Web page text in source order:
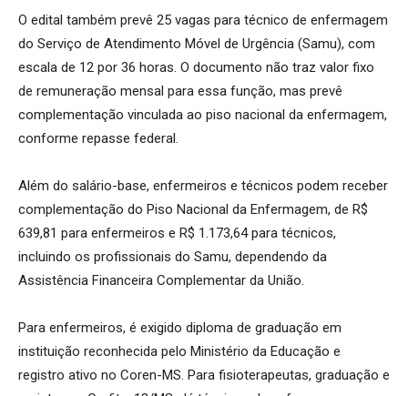
O edital também prevê 25 vagas para técnico de enfermagem
do Serviço de Atendimento Móvel de Urgência (Samu), com
escala de 12 por 36 horas. O documento não traz valor fixo
de remuneração mensal para essa função, mas prevê
complementação vinculada ao piso nacional da enfermagem,
conforme repasse federal.
Além do salário-base, enfermeiros e técnicos podem receber
complementação do Piso Nacional da Enfermagem, de R$
639,81 para enfermeiros e R$ 1.173,64 para técnicos,
incluindo os profissionais do Samu, dependendo da
Assistência Financeira Complementar da União.
Para enfermeiros, é exigido diploma de graduação em
instituição reconhecida pelo Ministério da Educação e
registro ativo no Coren-MS. Para fisioterapeutas, graduação e